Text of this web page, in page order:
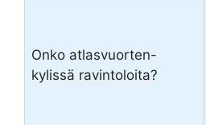
Onko atlasvuorten-
kylissä ravintoloita?